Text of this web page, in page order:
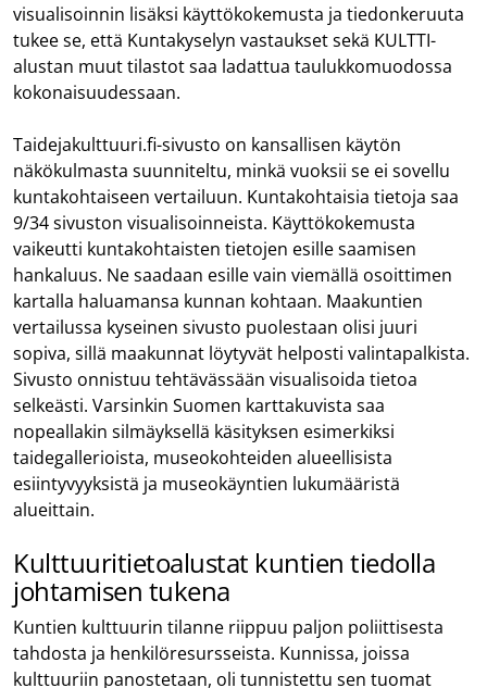
visualisoinnin lisäksi käyttökokemusta ja tiedonkeruuta
tukee se, että Kuntakyselyn vastaukset sekä KULTTI-
alustan muut tilastot saa ladattua taulukkomuodossa
kokonaisuudessaan.
Taidejakulttuuri.fi-sivusto on kansallisen käytön
näkökulmasta suunniteltu, minkä vuoksii se ei sovellu
kuntakohtaiseen vertailuun. Kuntakohtaisia tietoja saa
9/34 sivuston visualisoinneista. Käyttökokemusta
vaikeutti kuntakohtaisten tietojen esille saamisen
hankaluus. Ne saadaan esille vain viemällä osoittimen
kartalla haluamansa kunnan kohtaan. Maakuntien
vertailussa kyseinen sivusto puolestaan olisi juuri
sopiva, sillä maakunnat löytyvät helposti valintapalkista.
Sivusto onnistuu tehtävässään visualisoida tietoa
selkeästi. Varsinkin Suomen karttakuvista saa
nopeallakin silmäyksellä käsityksen esimerkiksi
taidegallerioista, museokohteiden alueellisista
esiintyvyyksistä ja museokäyntien lukumääristä
alueittain.
Kulttuuritietoalustat kuntien tiedolla
johtamisen tukena
Kuntien kulttuurin tilanne riippuu paljon poliittisesta
tahdosta ja henkilöresursseista. Kunnissa, joissa
kulttuuriin panostetaan, oli tunnistettu sen tuomat